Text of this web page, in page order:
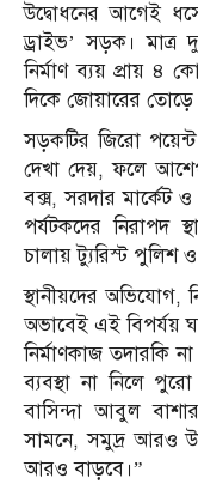
উদ্বোধনের আগেই
ড্রাইভ’ সড়ক। মাত্র
নির্মাণ ব্যয় প্রায় ৪
দিকে জোয়ারের তোড়ে
সড়কটির জিরো পয়েন্ট
দেখা দেয়, ফলে
বক্স, সরদার মার্কেট
পর্যটকদের নিরাপদ
চালায় ট্যুরিস্ট পুলিশ ও
স্থানীয়দের অভিযোগ,
অভাবেই এই বিপর্যয়
নির্মাণকাজ তদারকি
ব্যবস্থা না নিলে
বাসিন্দা আবুল
সামনে, সমুদ্র আরও
আরও বাড়বে।”